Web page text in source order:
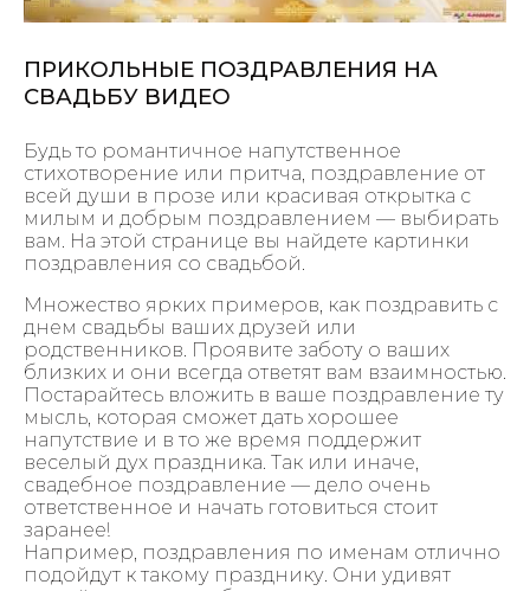
ПРИКОЛЬНЫЕ ПОЗДРАВЛЕНИЯ НА
СВАДЬБУ ВИДЕО
Будь то романтичное напутственное
стихотворение или притча, поздравление от
всей души в прозе или красивая открытка с
милым и добрым поздравлением — выбирать
вам. На этой странице вы найдете картинки
поздравления со свадьбой.
Множество ярких примеров, как поздравить с
днем свадьбы ваших друзей или
родственников. Проявите заботу о ваших
близких и они всегда ответят вам взаимностью.
Постарайтесь вложить в ваше поздравление ту
мысль, которая сможет дать хорошее
напутствие и в то же время поддержит
веселый дух праздника. Так или иначе,
свадебное поздравление — дело очень
ответственное и начать готовиться стоит
заранее!
Например, поздравления по именам отлично
подойдут к такому празднику. Они удивят